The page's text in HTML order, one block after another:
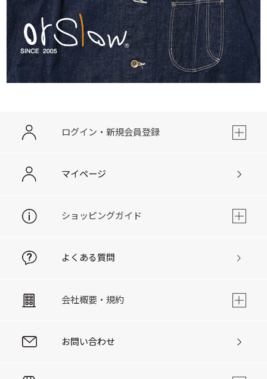
ログイン・新規会員登録
マイページ
ショッピングガイド
よくある質問
会社概要・規約
お問い合わせ